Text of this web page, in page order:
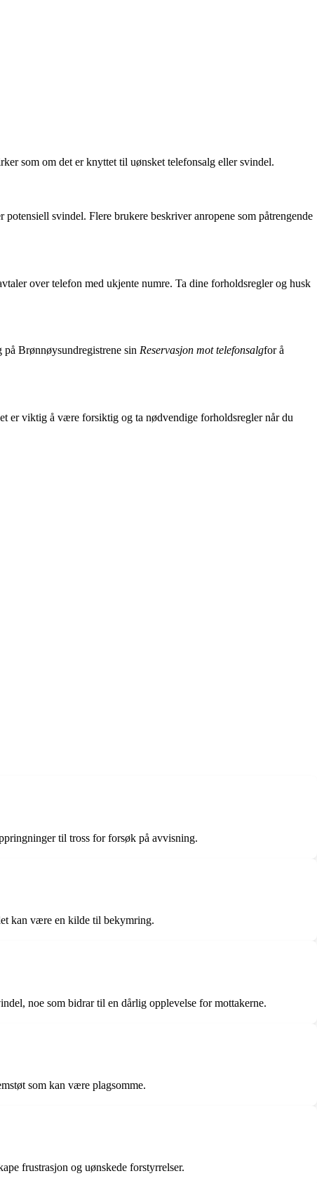
som om det er knyttet til uønsket telefonsalg eller svindel.
svindel. Flere brukere beskriver anropene som påtrengende
over telefon med ukjente numre. Ta dine forholdsregler og husk
Brønnøysundregistrene sin Reservasjon mot telefonsalgfor å
er viktig å være forsiktig og ta nødvendige forholdsregler når du
til tross for forsøk på avvisning.
kan være en kilde til bekymring.
noe som bidrar til en dårlig opplevelse for mottakerne.
som kan være plagsomme.
frustrasjon og uønskede forstyrrelser.